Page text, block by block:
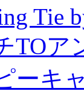
Tie
TO
ーキ